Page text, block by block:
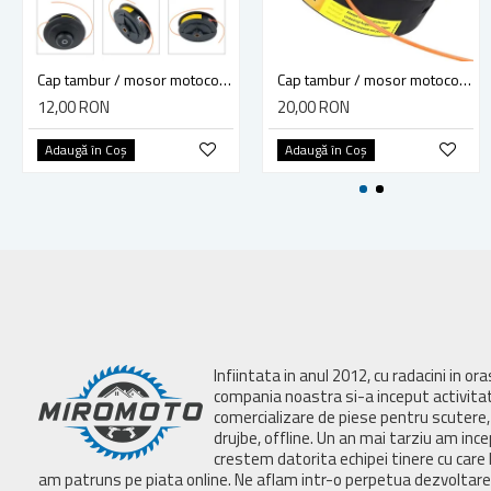
Cap tambur / mosor motocoasa cu fir (piulita 10 x 1.25) Model 1512
12,00 RON
Adaugă în Coş
Cap tambur / mosor motocoasa cu fir Autocut 25-2 (piulita 10 x 1) compatibil cu Stihl FS44 FS55 FS80 FS83 FS85 FS90 FS9
20,00 RON
Adaugă în Coş
Infiintata in anul 2012, cu radacini in
compania noastra si-a inceput
comercializare de piese pentru
drujbe, offline. Un an mai tarziu am
crestem datorita echipei tinere cu care
am patruns pe piata online. Ne aflam intr-o perpetua